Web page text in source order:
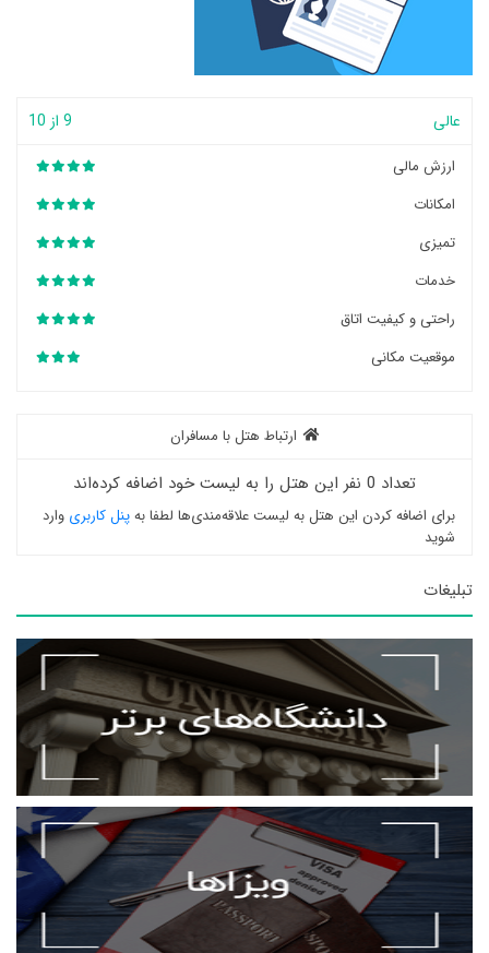
عالی 9 از 10
ارزش مالی
امکانات
تمیزی
خدمات
راحتی و کیفیت اتاق
موقعیت مکانی
ارتباط هتل با مسافران
تعداد 0 نفر این هتل را به لیست خود اضافه کرده‌اند
برای اضافه کردن این هتل به لیست علاقه‌مندی‌ها لطفا بهپنل کاربری وارد
شوید
تبلیغات